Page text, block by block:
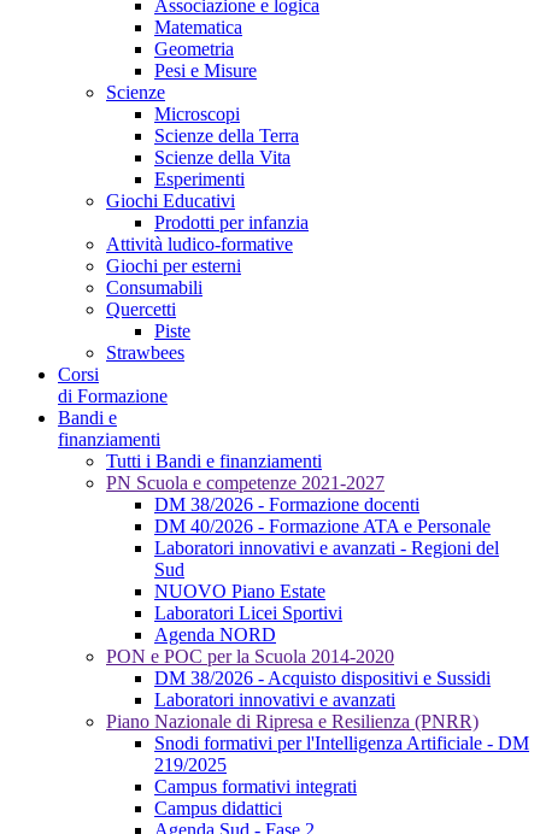
Associazione e logica
Matematica
Geometria
Pesi e Misure
Scienze
Microscopi
Scienze della Terra
Scienze della Vita
Esperimenti
Giochi Educativi
Prodotti per infanzia
Attività ludico-formative
Giochi per esterni
Consumabili
Quercetti
Piste
Strawbees
Corsi
di Formazione
Bandi e
finanziamenti
Tutti i Bandi e finanziamenti
PN Scuola e competenze 2021-2027
DM 38/2026 - Formazione docenti
DM 40/2026 - Formazione ATA e Personale
Laboratori innovativi e avanzati - Regioni del
Sud
NUOVO Piano Estate
Laboratori Licei Sportivi
Agenda NORD
PON e POC per la Scuola 2014-2020
DM 38/2026 - Acquisto dispositivi e Sussidi
Laboratori innovativi e avanzati
Piano Nazionale di Ripresa e Resilienza (PNRR)
Snodi formativi per l'Intelligenza Artificiale - DM
219/2025
Campus formativi integrati
Campus didattici
Agenda Sud - Fase 2